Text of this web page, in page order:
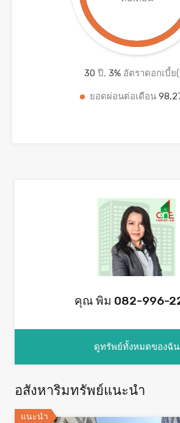
30 ปี, 3% อัตราดอกเบี้ย
ยอดผ่อนต่อเดือน
คุณ พิม 082-996-
ดูทรัพย์ทั้งหมดของฉัน
อสังหาริมทรัพย์แนะนำ
แนะนำ